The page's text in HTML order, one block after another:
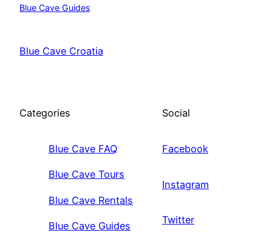
Blue Cave Guides
Blue Cave Croatia
Categories
Blue Cave FAQ
Blue Cave Tours
Blue Cave Rentals
Blue Cave Guides
Social
Facebook
Instagram
Twitter